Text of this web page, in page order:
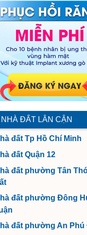
NHÀ ĐẤT LÂN CẬN
đất Tp Hồ Chí Minh
đất Quận 12
đất phường Tân
đất phường Đông
đất phường An